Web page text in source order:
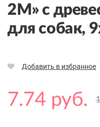
2М» с
для собак,
Добавить в избранное
7.74 руб.